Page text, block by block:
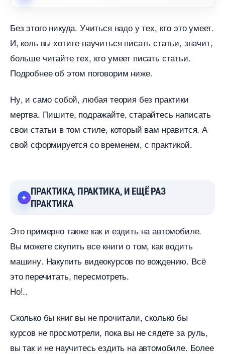
Без этого никуда. Учиться надо у тех, кто это умеет.
И, коль вы хотите научиться писать статьи, значит,
ольше читайте тех, кто умеет писать статьи.
Подробнее об этом поговорим ниже.
Ну, и само собой, любая теория без практики
мертва. Пишите, подражайте, старайтесь написать
свои статьи в том стиле, который вам нравится. А
свой сформируется со временем, с практикой.
ПРАКТИКА, ПРАКТИКА, И ЕЩЁ РАЗ
ПРАКТИКА
Это примерно также как и ездить на автомобиле.
ы можете скупить все книги о том, как водить
машину. Накупить видеокурсов по вождению. Всё
это перечитать, пересмотреть.
Но!..
Сколько бы книг вы не прочитали, сколько бы
курсов не просмотрели, пока вы не сядете за руль,
ы так и не научитесь ездить на автомобиле. Более